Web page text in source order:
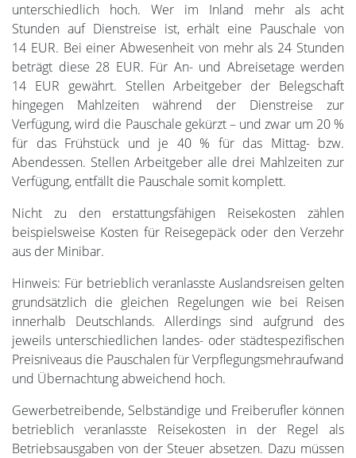
unterschiedlich hoch. Wer im Inland mehr als acht
Stunden auf Dienstreise ist, erhält eine Pauschale von
14 EUR. Bei einer Abwesenheit von mehr als 24 Stunden
beträgt diese 28 EUR. Für An- und Abreisetage werden
14 EUR gewährt. Stellen Arbeitgeber der Belegschaft
hingegen Mahlzeiten während der Dienstreise zur
Verfügung, wird die Pauschale gekürzt – und zwar um 20 %
für das Frühstück und je 40 % für das Mittag- bzw.
Abendessen. Stellen Arbeitgeber alle drei Mahlzeiten zur
Verfügung, entfällt die Pauschale somit komplett.
Nicht zu den erstattungsfähigen Reisekosten zählen
beispielsweise Kosten für Reisegepäck oder den Verzehr
aus der Minibar.
Hinweis: Für betrieblich veranlasste Auslandsreisen gelten
grundsätzlich die gleichen Regelungen wie bei Reisen
innerhalb Deutschlands. Allerdings sind aufgrund des
jeweils unterschiedlichen landes- oder städtespezifischen
Preisniveaus die Pauschalen für Verpflegungsmehraufwand
und Übernachtung abweichend hoch.
Gewerbetreibende, Selbständige und Freiberufler können
betrieblich veranlasste Reisekosten in der Regel als
Betriebsausgaben von der Steuer absetzen. Dazu müssen